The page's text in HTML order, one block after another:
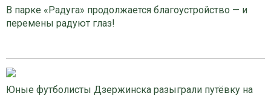
В парке «Радуга» продолжается благоустройство — и
перемены радуют глаз!
Юные футболисты Дзержинска разыграли путёвку на